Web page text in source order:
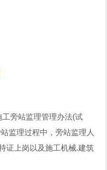
旁站监理管理办法(试
监理过程中，旁站监理人
证上岗以及施工机械.建筑